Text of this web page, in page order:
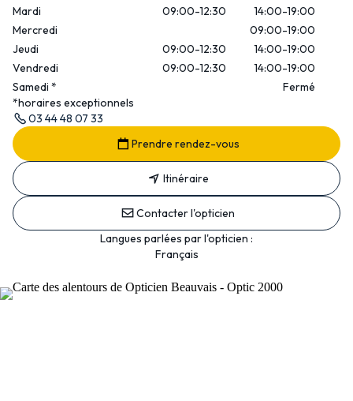
Mardi
09:00-12:30
14:00-19:00
Mercredi
09:00-19:00
Jeudi
09:00-12:30
14:00-19:00
Vendredi
09:00-12:30
14:00-19:00
Samedi *
Fermé
*horaires exceptionnels
03 44 48 07 33
Prendre rendez-vous
Itinéraire
Contacter l'opticien
Langues parlées par l'opticien :
Français